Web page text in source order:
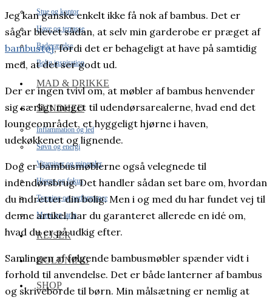
Stue og kontor
Have og terrasse
Badeværelse
Bolig inspiration
MAD & DRIKKE
SUNDHED
Inflammation og led
Søvn og energi
Vitaminer og mineraler
Hjerne og fokus
Træning og performance
Mave og tarm
REJSER
HOLDNING
SHOP
Jeg kan ganske enkelt ikke få nok af bambus. Det er
sågar blevet sådan, at selv min garderobe er præget af
bambustøj, fordi det er behageligt at have på samtidig
med, at det ser godt ud.
Der er ingen tvivl om, at møbler af bambus henvender
sig særligt meget til udendørsarealerne, hvad end det
loungeområdet, et hyggeligt hjørne i haven,
udekøkkenet og lignende.
Dog er bambusmøblerne også velegnede til
indendørsbrug. Det handler sådan set bare om, hvordan
du indretter din bolig. Men i og med du har fundet vej til
denne artikel, har du garanteret allerede en idé om,
hvad du er på udkig efter.
Samlingen af følgende bambusmøbler spænder vidt i
forhold til anvendelse. Det er både lanterner af bambus
og skriveborde til børn. Min målsætning er nemlig at